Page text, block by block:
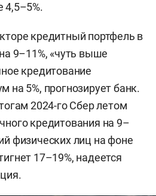
4,5–5%.
кредитный портфель в
9–11%, «чуть выше
кредитование
на 5%, прогнозирует банк.
2024-го Сбер летом
кредитования на 9–
физических лиц на фоне
17–19%, надеется